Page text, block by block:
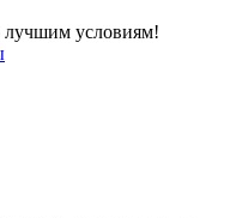
лучшим условиям!